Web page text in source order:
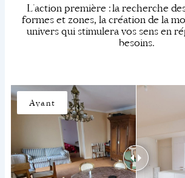
L’action première : la recherche
formes et zones, la création de la
univers qui stimulera vos sens en
besoins.